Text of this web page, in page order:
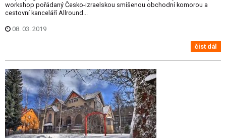
workshop pořádaný Česko-izraelskou smíšenou obchodní komorou a
cestovní kanceláří Allround...
08. 03. 2019
číst dál